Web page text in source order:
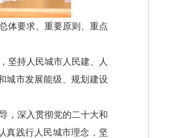
体要求、重要原则、重点
坚持人民城市人民建、人
城市发展能级、规划建设
，深入贯彻党的二十大和
真践行人民城市理念，坚